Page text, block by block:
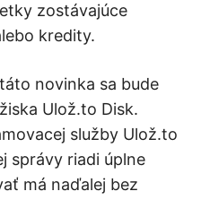
zostávajúce
kredity.
novinka sa bude
Ulož.to Disk.
služby Ulož.to
správy riadi úplne
má naďalej bez